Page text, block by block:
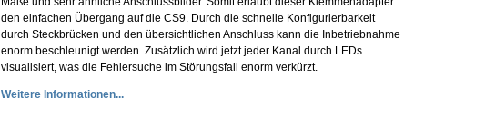
den einfachen Übergang auf die CS9. Durch die schnelle Konfigurierbarkeit
durch Steckbrücken und den übersichtlichen Anschluss kann die Inbetriebnahme
enorm beschleunigt werden. Zusätzlich wird jetzt jeder Kanal durch LEDs
visualisiert, was die Fehlersuche im Störungsfall enorm verkürzt.
Weitere Informationen...